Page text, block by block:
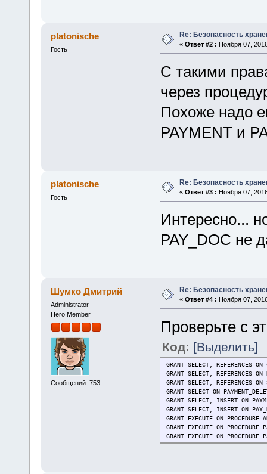
platonische
Гость
Re: Безопасность
« Ответ #2 : Ноября 07,
С такими
через
Похоже надо
PAYMENT и
platonische
Гость
Re: Безопасность
« Ответ #3 : Ноября 07,
Интересно...
PAY_DOC не
Шумко Дмитрий
Administrator
Hero Member
Сообщений: 753
Re: Безопасность
« Ответ #4 : Ноября 07,
Проверьте с
Код: [Выделить]
GRANT SELECT, REFERENCES ON
GRANT SELECT, REFERENCES ON
GRANT SELECT, REFERENCES
GRANT SELECT ON
GRANT SELECT, INSERT ON
GRANT SELECT, INSERT ON
GRANT EXECUTE ON PROCEDURE
GRANT EXECUTE ON PROCEDURE
GRANT EXECUTE ON PROCEDURE